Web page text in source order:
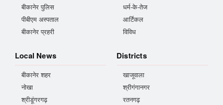
बीकानेर पुलिस
पीबीएम अस्पताल
बीकानेर प्रहरी
धर्म-के-तेज
आर्टिकल
विविध
Local News
बीकानेर शहर
नोखा
श्रीडूंगरगढ़
Districts
खाजूवाला
श्रीगंगानगर
रतनगढ़